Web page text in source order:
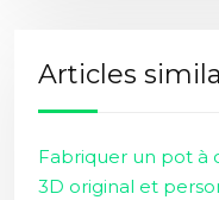
Articles
Fabriquer un pot à
3D original et